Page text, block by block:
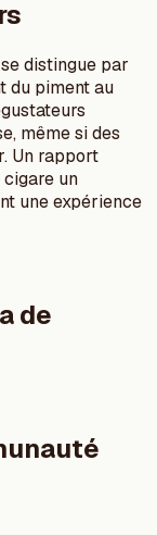
distingue par
du piment au
même si des
Un rapport
un
une expérience
de